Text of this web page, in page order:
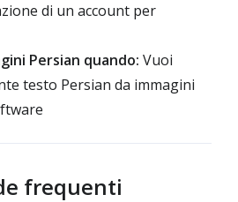
di un account per
Persian quando: Vuoi
testo Persian da immagini
frequenti